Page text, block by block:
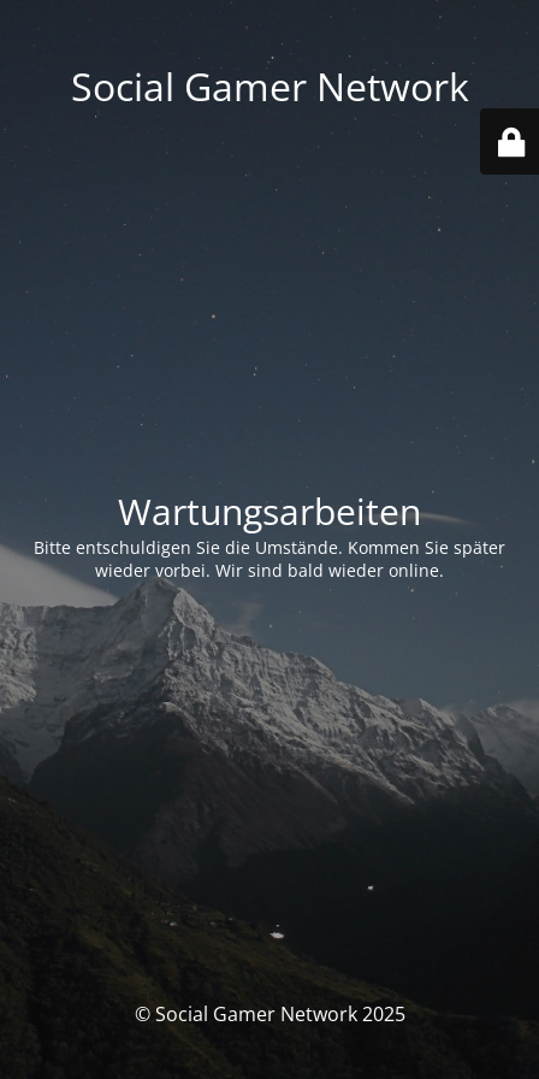
Social Gamer Network
Wartungsarbeiten
Bitte entschuldigen Sie die Umstände. Kommen Sie später
wieder vorbei. Wir sind bald wieder online.
© Social Gamer Network 2025